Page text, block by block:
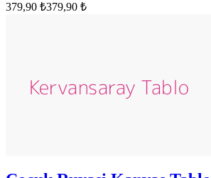
379,90 ₺379,90 ₺